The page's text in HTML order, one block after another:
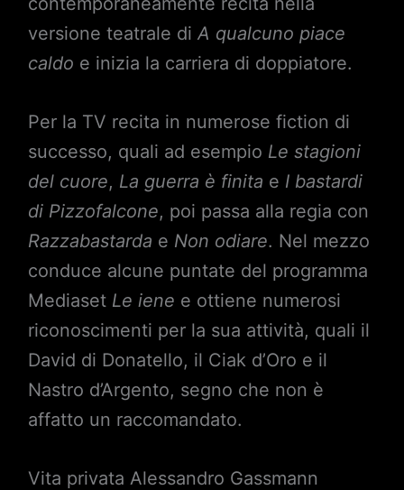
versione teatrale di A qualcuno piace
caldo e inizia la carriera di doppiatore.
Per la TV recita in numerose fiction di
successo, quali ad esempio Le stagioni
del cuore, La guerra è finita e I bastardi
di Pizzofalcone, poi passa alla regia con
Razzabastarda e Non odiare. Nel mezzo
conduce alcune puntate del programma
Mediaset Le iene e ottiene numerosi
riconoscimenti per la sua attività, quali il
David di Donatello, il Ciak d’Oro e il
Nastro d’Argento, segno che non è
affatto un raccomandato.
Vita privata Alessandro Gassmann